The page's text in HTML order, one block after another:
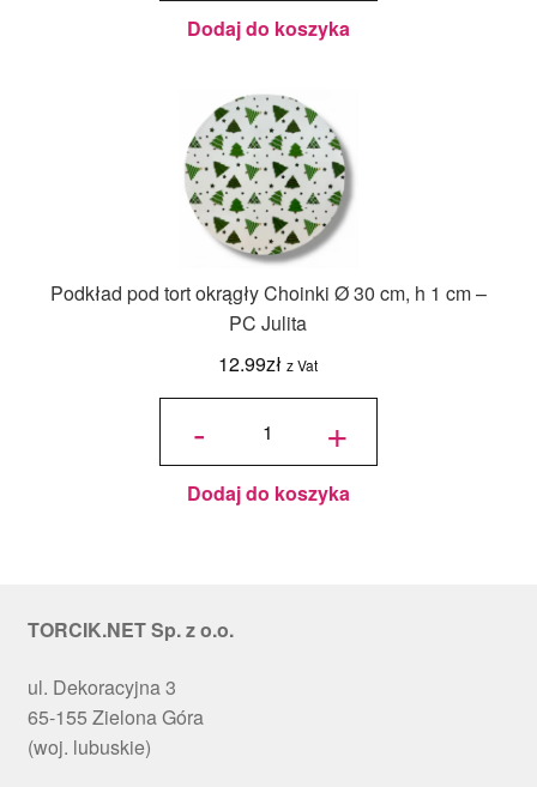
Dodaj do koszyka
Podkład pod tort okrągły Choinki Ø 30 cm, h 1 cm –
PC Julita
12.99zł z Vat
-
ilość
okrągły
Choinki
cm, h 1
cm - PC
+
Dodaj do koszyka
TORCIK.NET Sp. z o.o.
ul. Dekoracyjna 3
65-155 Zielona Góra
(woj. lubuskie)